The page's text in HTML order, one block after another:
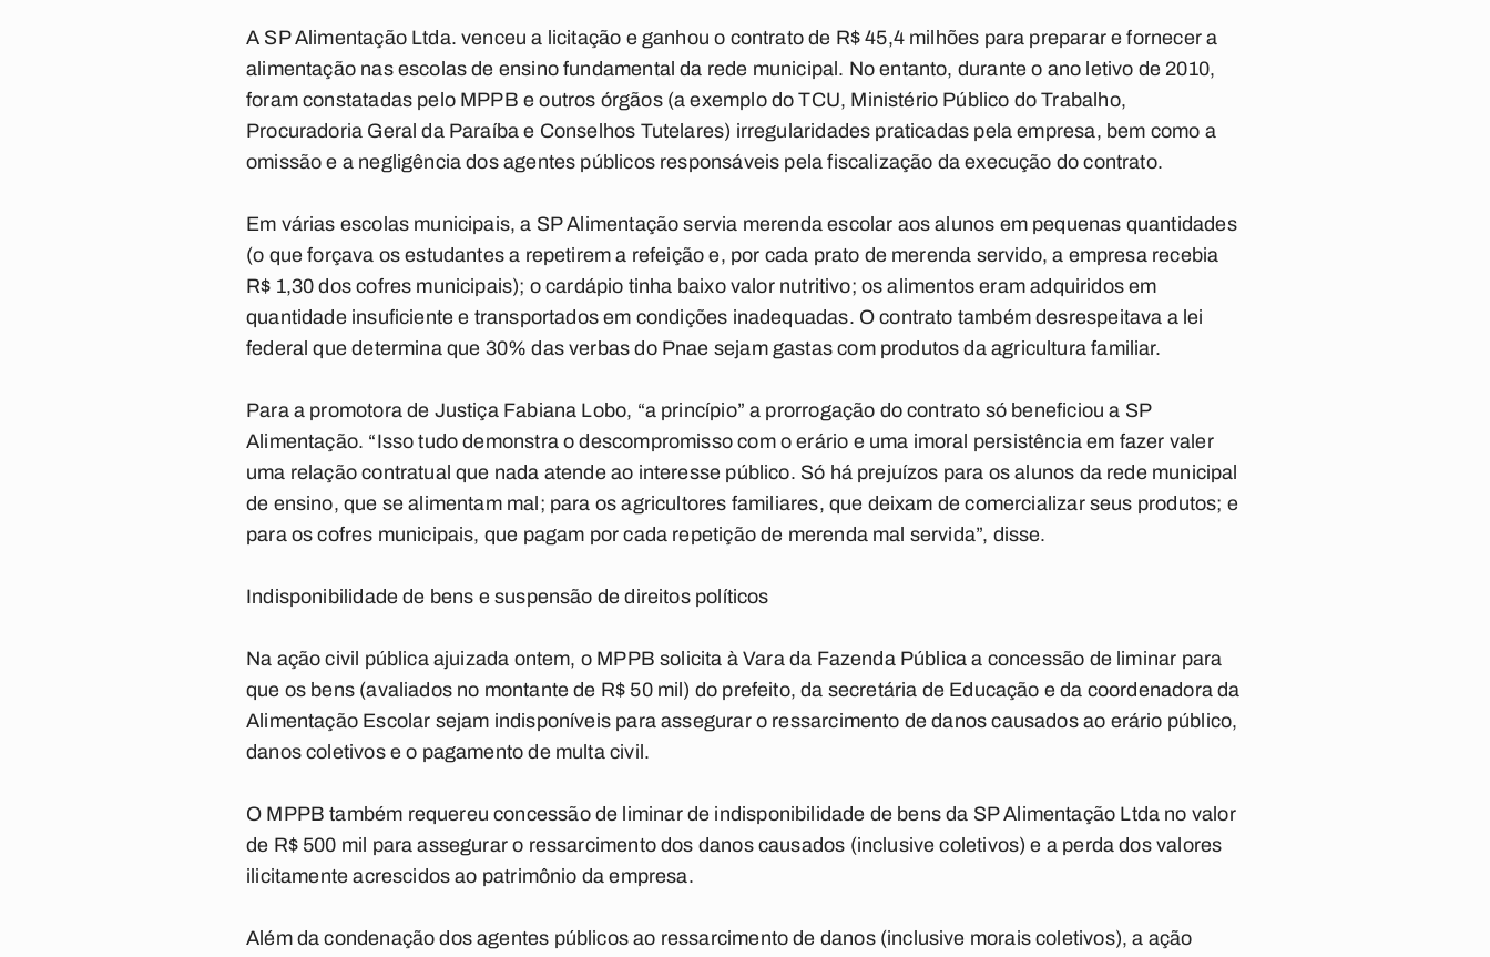
A SP Alimentação Ltda. venceu a licitação e ganhou o contrato de R$ 45,4 milhões para preparar e fornecer a
alimentação nas escolas de ensino fundamental da rede municipal. No entanto, durante o ano letivo de 2010,
foram constatadas pelo MPPB e outros órgãos (a exemplo do TCU, Ministério Público do Trabalho,
Procuradoria Geral da Paraíba e Conselhos Tutelares) irregularidades praticadas pela empresa, bem como a
omissão e a negligência dos agentes públicos responsáveis pela fiscalização da execução do contrato.
Em várias escolas municipais, a SP Alimentação servia merenda escolar aos alunos em pequenas quantidades
(o que forçava os estudantes a repetirem a refeição e, por cada prato de merenda servido, a empresa recebia
R$ 1,30 dos cofres municipais); o cardápio tinha baixo valor nutritivo; os alimentos eram adquiridos em
quantidade insuficiente e transportados em condições inadequadas. O contrato também desrespeitava a lei
federal que determina que 30% das verbas do Pnae sejam gastas com produtos da agricultura familiar.
Para a promotora de Justiça Fabiana Lobo, “a princípio” a prorrogação do contrato só beneficiou a SP
Alimentação. “Isso tudo demonstra o descompromisso com o erário e uma imoral persistência em fazer valer
uma relação contratual que nada atende ao interesse público. Só há prejuízos para os alunos da rede municipal
de ensino, que se alimentam mal; para os agricultores familiares, que deixam de comercializar seus produtos; e
para os cofres municipais, que pagam por cada repetição de merenda mal servida”, disse.
Indisponibilidade de bens e suspensão de direitos políticos
Na ação civil pública ajuizada ontem, o MPPB solicita à Vara da Fazenda Pública a concessão de liminar para
que os bens (avaliados no montante de R$ 50 mil) do prefeito, da secretária de Educação e da coordenadora da
Alimentação Escolar sejam indisponíveis para assegurar o ressarcimento de danos causados ao erário público,
danos coletivos e o pagamento de multa civil.
O MPPB também requereu concessão de liminar de indisponibilidade de bens da SP Alimentação Ltda no valor
de R$ 500 mil para assegurar o ressarcimento dos danos causados (inclusive coletivos) e a perda dos valores
ilicitamente acrescidos ao patrimônio da empresa.
Além da condenação dos agentes públicos ao ressarcimento de danos (inclusive morais coletivos), a ação